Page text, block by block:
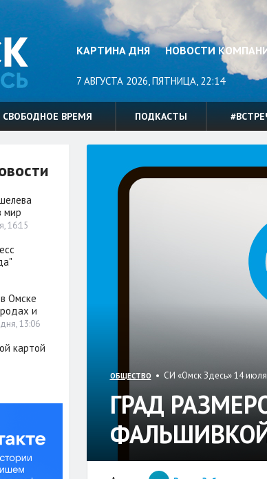
КАРТИНА ДНЯ НОВОСТИ
7 АВГУСТА 2026, ПЯТНИЦА, 22:14
СВОБОДНОЕ ВРЕМЯ ПОДКАСТЫ
ОБЩЕСТВО • СИ «Омск Здесь» 14
ГРАД
мир
16:15
Омске
и
13:06
картой